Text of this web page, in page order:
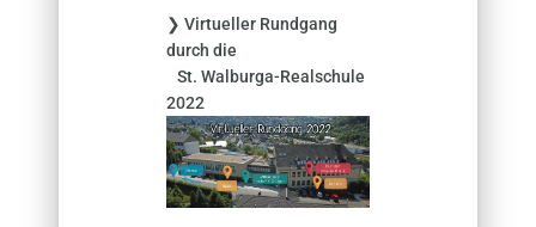
❯ Virtueller Rundgang
durch die
St. Walburga-Realschule
2022